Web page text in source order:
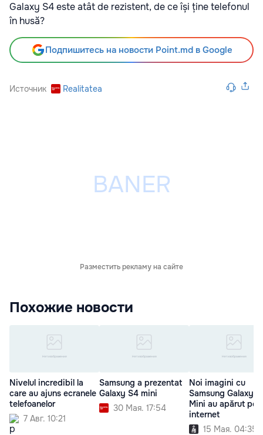
Galaxy S4 este atât de rezistent, de ce își ține telefonul
în husă?
Подпишитесь на новости Point.md в Google
Источник Realitatea
Разместить рекламу на сайте
Похожие новости
Nivelul incredibil la
care au ajuns ecranele
telefoanelor
7 Авг. 10:21
Samsung a prezentat
Galaxy S4 mini
30 Мая. 17:54
Noi imagini cu
Samsung Galaxy
Mini au apărut pe
internet
15 Мая. 04:35